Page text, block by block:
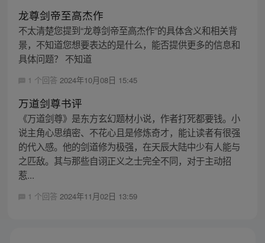
龙尊剑帝至高杰作
不太清楚您提到“龙尊剑帝至高杰作”的具体含义和相关背
景，不知道您想要表达的是什么，能否提供更多的信息和
具体问题？ 不知道
1 个回答 2024年10月08日 15:45
万道剑尊书评
《万道剑尊》是东方玄幻题材小说，作者打死都要钱。小
说主角心思缜密、不花心且是修炼奇才，能让读者有很强
的代入感。他的剑道修为极强，在天辰大陆中少有人能与
之匹敌。其与那些自诩正义之士完全不同，对于主动招
惹...
1 个回答 2024年11月02日 13:59